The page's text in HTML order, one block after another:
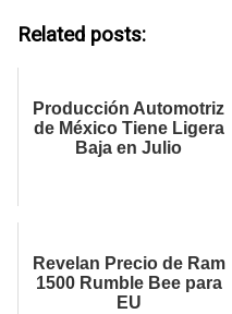
Related posts:
Producción Automotriz
de México Tiene Ligera
Baja en Julio
Revelan Precio de Ram
1500 Rumble Bee para
EU